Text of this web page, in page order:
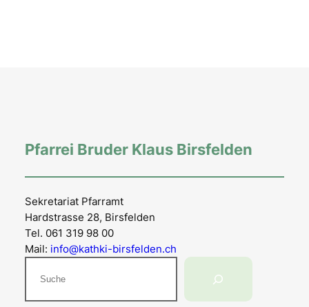
Pfarrei Bruder Klaus Birsfelden
Sekretariat Pfarramt
Hardstrasse 28, Birsfelden
Tel. 061 319 98 00
Mail: info@kathki-birsfelden.ch